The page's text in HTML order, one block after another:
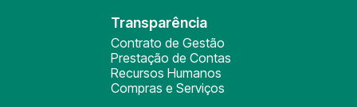
Transparência
Contrato de Gestão
Prestação de Contas
Recursos Humanos
Compras e Serviços